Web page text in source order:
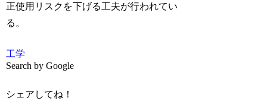
正使用リスクを下げる工夫が行われてい
る。
工学
Search by Google
シェアしてね！